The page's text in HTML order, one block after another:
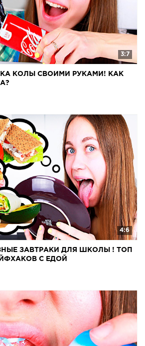
3:7
КОЛЫ СВОИМИ РУКАМИ! КАК
4:6
ЗАВТРАКИ ДЛЯ ШКОЛЫ ! ТОП
С ЕДОЙ